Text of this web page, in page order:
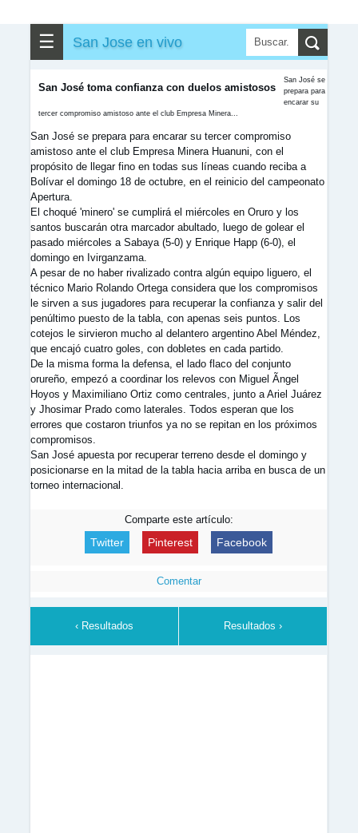
☰ San Jose en vivo
San José toma confianza con duelos amistosos
San José se
prepara para
encarar su
tercer compromiso amistoso ante el club Empresa Minera...
San José se prepara para encarar su tercer compromiso
amistoso ante el club Empresa Minera Huanuni, con el
propósito de llegar fino en todas sus líneas cuando reciba a
Bolívar el domingo 18 de octubre, en el reinicio del campeonato
Apertura.
El choqué 'minero' se cumplirá el miércoles en Oruro y los
santos buscarán otra marcador abultado, luego de golear el
pasado miércoles a Sabaya (5-0) y Enrique Happ (6-0), el
domingo en Ivirganzama.
A pesar de no haber rivalizado contra algún equipo liguero, el
técnico Mario Rolando Ortega considera que los compromisos
le sirven a sus jugadores para recuperar la confianza y salir del
penúltimo puesto de la tabla, con apenas seis puntos. Los
cotejos le sirvieron mucho al delantero argentino Abel Méndez,
que encajó cuatro goles, con dobletes en cada partido.
De la misma forma la defensa, el lado flaco del conjunto
orureño, empezó a coordinar los relevos con Miguel Ãngel
Hoyos y Maximiliano Ortiz como centrales, junto a Ariel Juárez
y Jhosimar Prado como laterales. Todos esperan que los
errores que costaron triunfos ya no se repitan en los próximos
compromisos.
San José apuesta por recuperar terreno desde el domingo y
posicionarse en la mitad de la tabla hacia arriba en busca de un
torneo internacional.
Comparte este artículo:
Twitter Pinterest Facebook
Comentar
‹ Resultados Resultados ›
Otros